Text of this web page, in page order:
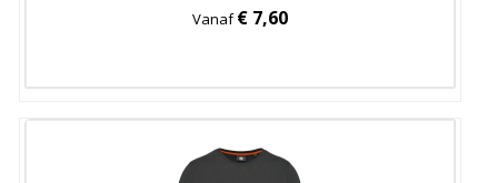
Vanaf€ 7,60